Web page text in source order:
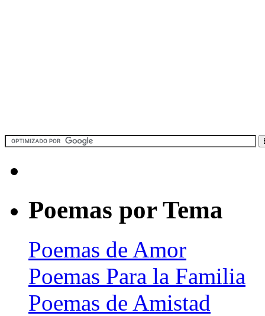
Poemas por Tema
Poemas de Amor
Poemas Para la Familia
Poemas de Amistad